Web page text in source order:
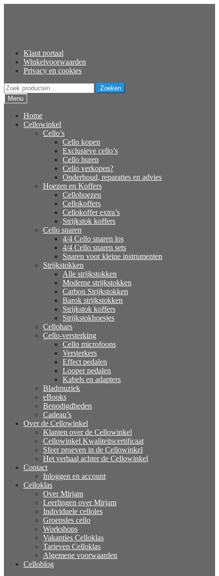
Klant portaal
Winkelvoorwaarden
Privacy en cookies
Zoeken
naar:
Zoeken
Menu
Home
Cellowinkel
Cello’s
Cello kopen
Exclusieve cello’s
Cello huren
Cello verkopen?
Onderhoud, reparaties en advies
Hoezen en Koffers
Cellohoezen
Cellokoffers
Cellokoffer extra’s
Strijkstok koffers
Cello snaren
4/4 Cello snaren los
4/4 Cello snaren sets
Snaren voor kleine instrumenten
Strijkstokken
Alle strijkstokken
Moderne strijkstokken
Carbon Strijkstokken
Barok strijkstokken
Strijkstok koffers
Strijkstokhoesjes
Cellohars
Cello-versterking
Cello microfoons
Versterkers
Effect pedalen
Looper pedalen
Kabels en adapters
Bladmuziek
eBooks
Benodigdheden
Cadeau’s
Over de Cellowinkel
Klanten over de Cellowinkel
Cellowinkel Kwaliteitscertificaat
Sfeer proeven in de Cellowinkel
Het verhaal achter de Cellowinkel
Contact
Inloggen en account
Celloklas
Over Mirjam
Leerlingen over Mirjam
Individuele celloles
Groepsles cello
Workshops
Vakanties Celloklas
Tarieven Celloklas
Algemene voorwaarden
Celloblog